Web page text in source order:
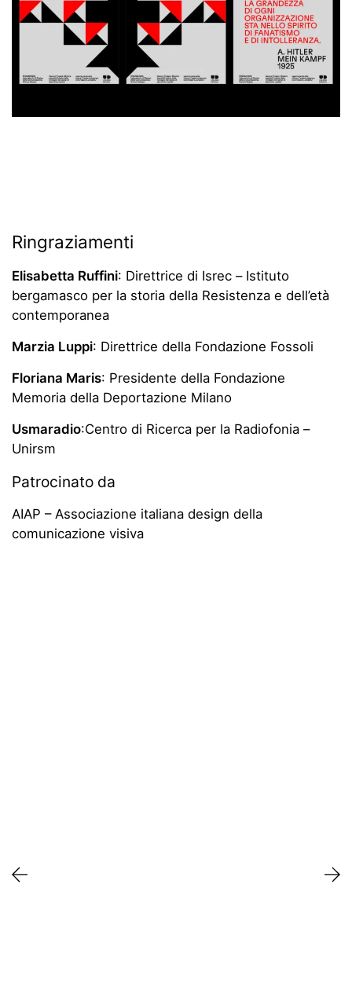
Ringraziamenti
Elisabetta Ruffini: Direttrice di Isrec – Istituto
bergamasco per la storia della Resistenza e dell’età
contemporanea
Marzia Luppi: Direttrice della Fondazione Fossoli
Floriana Maris: Presidente della Fondazione
Memoria della Deportazione Milano
Usmaradio:Centro di Ricerca per la Radiofonia –
Unirsm
Patrocinato da
AIAP – Associazione italiana design della
comunicazione visiva